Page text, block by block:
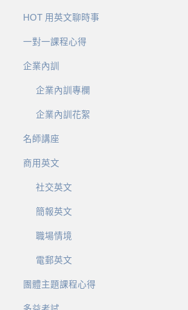
HOT 用英文聊時事
一對一課程心得
企業內訓
企業內訓專欄
企業內訓花絮
名師講座
商用英文
社交英文
簡報英文
職場情境
電郵英文
團體主題課程心得